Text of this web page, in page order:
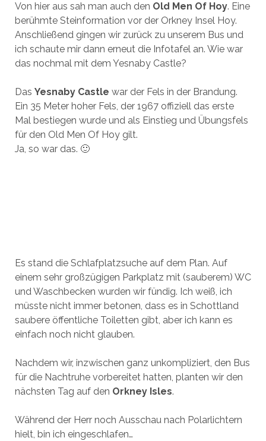
Von hier aus sah man auch den Old Men Of Hoy. Eine
berühmte Steinformation vor der Orkney Insel Hoy.
Anschließend gingen wir zurück zu unserem Bus und
ich schaute mir dann erneut die Infotafel an. Wie war
das nochmal mit dem Yesnaby Castle?
Das Yesnaby Castle war der Fels in der Brandung.
Ein 35 Meter hoher Fels, der 1967 offiziell das erste
Mal bestiegen wurde und als Einstieg und Übungsfels
für den Old Men Of Hoy gilt.
Ja, so war das. 🙂
Es stand die Schlafplatzsuche auf dem Plan. Auf
einem sehr großzügigen Parkplatz mit (sauberem) WC
und Waschbecken wurden wir fündig. Ich weiß, ich
müsste nicht immer betonen, dass es in Schottland
saubere öffentliche Toiletten gibt, aber ich kann es
einfach noch nicht glauben.
Nachdem wir, inzwischen ganz unkompliziert, den Bus
für die Nachtruhe vorbereitet hatten, planten wir den
nächsten Tag auf den Orkney Isles.
Während der Herr noch Ausschau nach Polarlichtern
hielt, bin ich eingeschlafen…